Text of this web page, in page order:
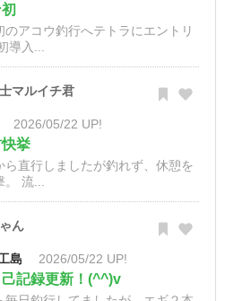
のアコウ釣行へテトラにエントリ
導入...
マルイチ君
2026/05/22 UP!
挙
ら直行しましたが釣れず、休憩を
流...
ん
島 2026/05/22 UP!
記録更新！(^^)v